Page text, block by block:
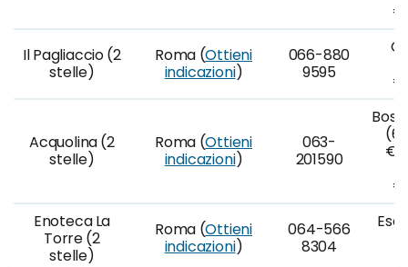
Il Pagliaccio (2
stelle)
Roma (Ottieni
indicazioni)
066-880
9595
Acquolina (2
stelle)
Roma (Ottieni
indicazioni)
063-
201590
(6
Enoteca La
Torre (2
stelle)
Roma (Ottieni
indicazioni)
064-566
8304